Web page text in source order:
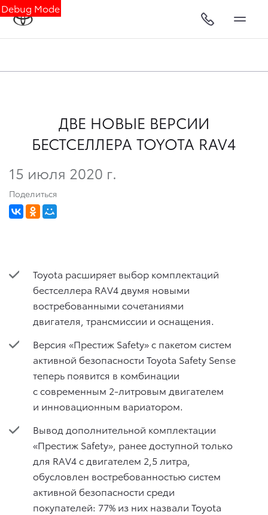
Debug Mode
ДВЕ НОВЫЕ ВЕРСИИ
БЕСТСЕЛЛЕРА TOYOTA RAV4
15 июля 2020 г.
Поделиться
Toyota расширяет выбор комплектаций
бестселлера RAV4 двумя новыми
востребованными сочетаниями
двигателя, трансмиссии и оснащения.
Версия «Престиж Safety» с пакетом систем
активной безопасности Toyota Safety Sense
теперь появится в комбинации
с современным 2-литровым двигателем
и инновационным вариатором.
Вывод дополнительной комплектации
«Престиж Safety», ранее доступной только
для RAV4 с двигателем 2,5 литра,
обусловлен востребованностью систем
активной безопасности среди
покупателей: 77% из них назвали Toyota